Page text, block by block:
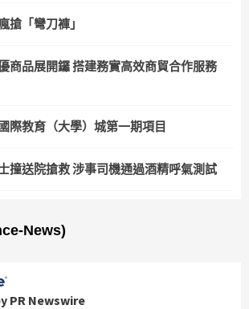
搶「彎刀褲」
商品展開鑼 搭建務實高效商貿合作服務
際教育（大學）城第一期項目
撞送院搶救 涉事司機通過酒精呼氣測試
News)
PR Newswire